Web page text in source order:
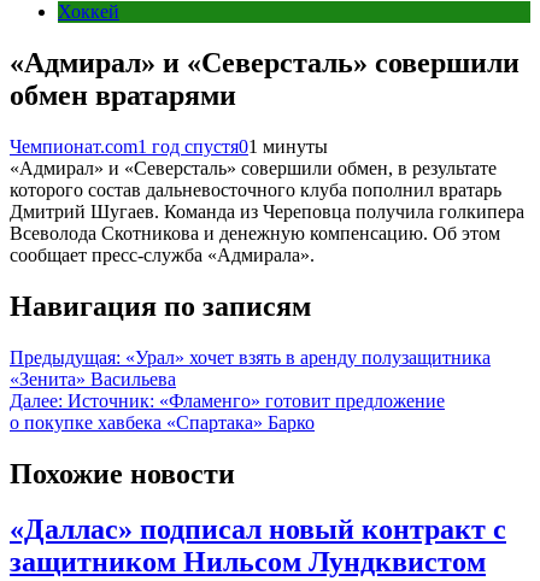
Хоккей
«Адмирал» и «Северсталь» совершили
обмен вратарями
Чемпионат.com1 год спустя01 минуты
«Адмирал» и «Северсталь» совершили обмен, в результате
которого состав дальневосточного клуба пополнил вратарь
Дмитрий Шугаев. Команда из Череповца получила голкипера
Всеволода Скотникова и денежную компенсацию. Об этом
сообщает пресс-служба «Адмирала».
Навигация по записям
Предыдущая: «Урал» хочет взять в аренду полузащитника
«Зенита» Васильева
Далее: Источник: «Фламенго» готовит предложение
о покупке хавбека «Спартака» Барко
Похожие новости
«Даллас» подписал новый контракт с
защитником Нильсом Лундквистом